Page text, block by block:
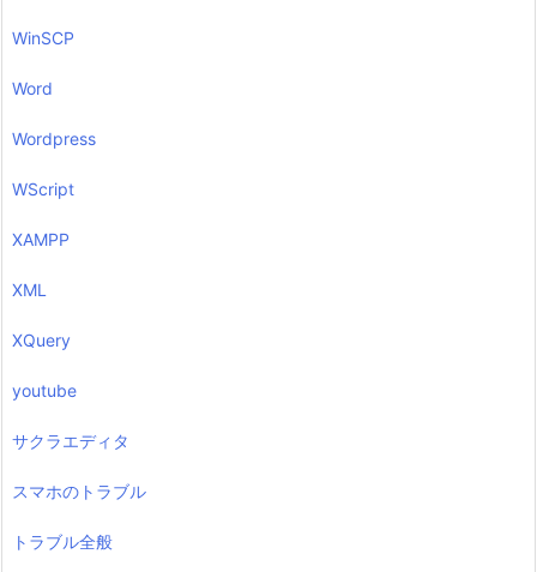
WinSCP
Word
Wordpress
WScript
XAMPP
XML
XQuery
youtube
サクラエディタ
スマホのトラブル
トラブル全般